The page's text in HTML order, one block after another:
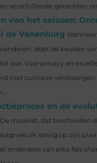
verschillende gerechten om
van het seizoen:
de Vanenburg
doet de keuken
ook. Voor privacy en
met culinaire verrassingen
en de
De muselet, dat bescheiden
stevig op zijn
onderdeel van elke fles